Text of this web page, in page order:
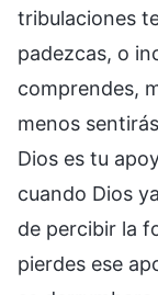
tribulaciones
padezcas, o
comprendes,
menos
Dios es tu
cuando Dios
de percibir la
pierdes ese